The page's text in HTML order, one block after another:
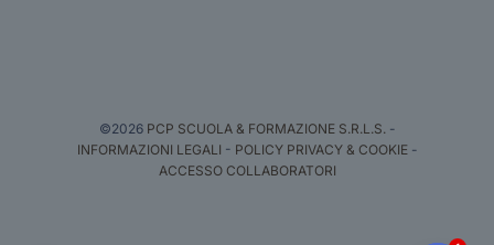
©2026 PCP SCUOLA & FORMAZIONE S.R.L.S.-
INFORMAZIONI LEGALI - POLICY PRIVACY & COOKIE-
ACCESSO COLLABORATORI